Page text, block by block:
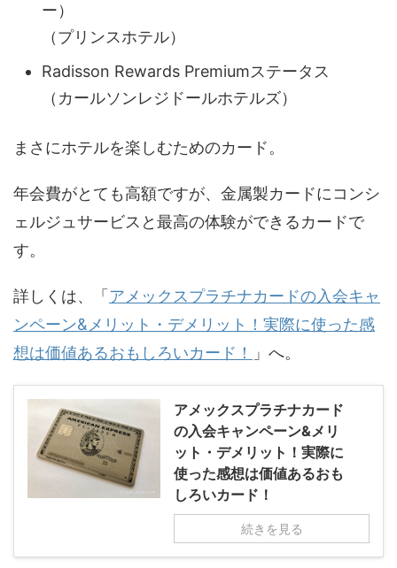
ー）
（プリンスホテル）
Radisson Rewards Premiumステータス
（カールソンレジドールホテルズ）
まさにホテルを楽しむためのカード。
年会費がとても高額ですが、金属製カードにコンシ
ェルジュサービスと最高の体験ができるカードで
す。
詳しくは、「アメックスプラチナカードの入会キャ
ンペーン&メリット・デメリット！実際に使った感
想は価値あるおもしろいカード！
」へ。
アメックスプラチナカード
の入会キャンペーン&メリ
ット・デメリット！実際に
使った感想は価値あるおも
しろいカード！
続きを見る